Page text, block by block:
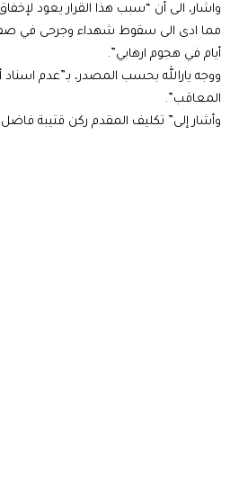
واشار، الى أن “سبب هذا القرار يعود
أيام في هجوم ارهابي”.
ووجه يارالله بحسب المصدر، بـ”عدم
المعاقب”.
وأشار إلى” تكليف المقدم ركن قتيبة